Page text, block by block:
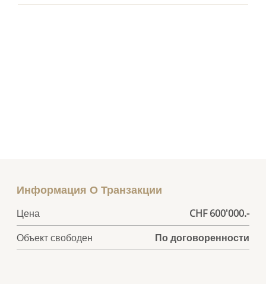
Информация О Транзакции
Цена
CHF 600'000.-
Объект свободен
По договоренности